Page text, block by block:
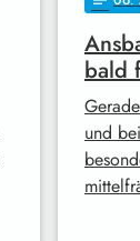
bald
und